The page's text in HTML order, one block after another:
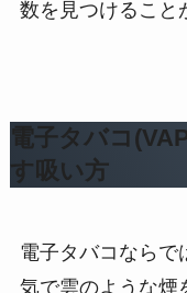
数を見つけること
電子タバコ
す吸い方
電子タバコならで
気で雲のような煙